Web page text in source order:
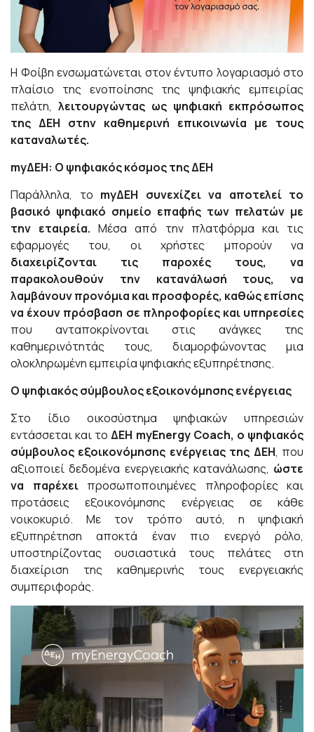
Η Φοίβη ενσωματώνεται στον έντυπο λογαριασμό στο
πλαίσιο της ενοποίησης της ψηφιακής εμπειρίας
πελάτη, λειτουργώντας ως ψηφιακή εκπρόσωπος
της ΔΕΗ στην καθημερινή επικοινωνία με τους
καταναλωτές.
myΔΕΗ: Ο ψηφιακός κόσμος της ΔΕΗ
Παράλληλα, το myΔΕΗ συνεχίζει να αποτελεί το
βασικό ψηφιακό σημείο επαφής των πελατών με
την εταιρεία. Μέσα από την πλατφόρμα και τις
εφαρμογές του, οι χρήστες μπορούν να
διαχειρίζονται τις παροχές τους, να
παρακολουθούν την κατανάλωσή τους, να
λαμβάνουν προνόμια και προσφορές, καθώς επίσης
να έχουν πρόσβαση σε πληροφορίες και υπηρεσίες
που ανταποκρίνονται στις ανάγκες της
καθημερινότητάς τους, διαμορφώνοντας μια
ολοκληρωμένη εμπειρία ψηφιακής εξυπηρέτησης.
Ο ψηφιακός σύμβουλος εξοικονόμησης ενέργειας
Στο ίδιο οικοσύστημα ψηφιακών υπηρεσιών
εντάσσεται και τοΔΕΗ myEnergy Coach, ο ψηφιακός
σύμβουλος εξοικονόμησης ενέργειας της ΔΕΗ, που
αξιοποιεί δεδομένα ενεργειακής κατανάλωσης, ώστε
να παρέχειπροσωποποιημένες πληροφορίες και
προτάσεις εξοικονόμησης ενέργειας σε κάθε
νοικοκυριό. Με τον τρόπο αυτό, η ψηφιακή
εξυπηρέτηση αποκτά έναν πιο ενεργό ρόλο,
υποστηρίζοντας ουσιαστικά τους πελάτες στη
διαχείριση της καθημερινής τους ενεργειακής
συμπεριφοράς.